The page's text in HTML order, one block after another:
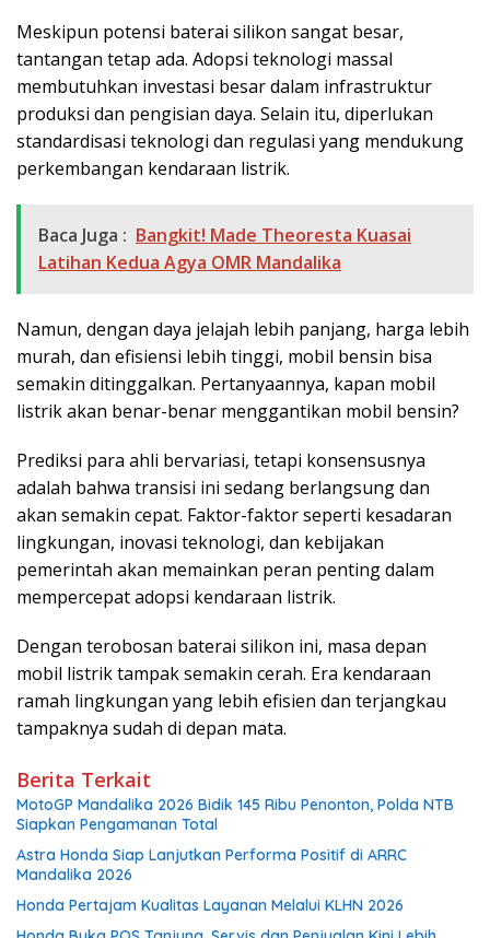
Meskipun potensi baterai silikon sangat besar,
tantangan tetap ada. Adopsi teknologi massal
membutuhkan investasi besar dalam infrastruktur
produksi dan pengisian daya. Selain itu, diperlukan
standardisasi teknologi dan regulasi yang mendukung
perkembangan kendaraan listrik.
Baca Juga : Bangkit! Made Theoresta Kuasai
Latihan Kedua Agya OMR Mandalika
Namun, dengan daya jelajah lebih panjang, harga lebih
murah, dan efisiensi lebih tinggi, mobil bensin bisa
semakin ditinggalkan. Pertanyaannya, kapan mobil
listrik akan benar-benar menggantikan mobil bensin?
Prediksi para ahli bervariasi, tetapi konsensusnya
adalah bahwa transisi ini sedang berlangsung dan
akan semakin cepat. Faktor-faktor seperti kesadaran
lingkungan, inovasi teknologi, dan kebijakan
pemerintah akan memainkan peran penting dalam
mempercepat adopsi kendaraan listrik.
Dengan terobosan baterai silikon ini, masa depan
mobil listrik tampak semakin cerah. Era kendaraan
ramah lingkungan yang lebih efisien dan terjangkau
tampaknya sudah di depan mata.
Berita Terkait
MotoGP Mandalika 2026 Bidik 145 Ribu Penonton, Polda NTB
Siapkan Pengamanan Total
Astra Honda Siap Lanjutkan Performa Positif di ARRC
Mandalika 2026
Honda Pertajam Kualitas Layanan Melalui KLHN 2026